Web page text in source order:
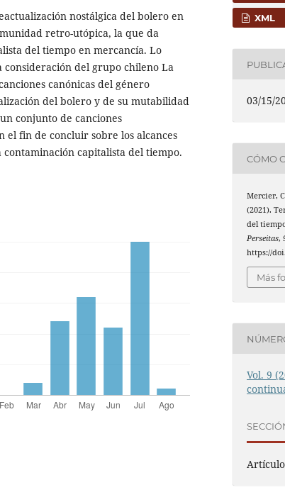
nostálgica del bolero en
retro-utópica, la que da
del tiempo en mercancía. Lo
del grupo chileno La
canónicas del género
del bolero y de su mutabilidad
conjunto de canciones
fin de concluir sobre los alcances
capitalista del tiempo.
XML
03/15/
CÓMO
Mercier,
(2021).
del
Perseitas,
https://
Más
Vol. 9